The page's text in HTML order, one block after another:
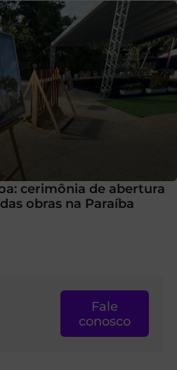
cerimônia de abertura
obras na Paraíba
Fale
conosco